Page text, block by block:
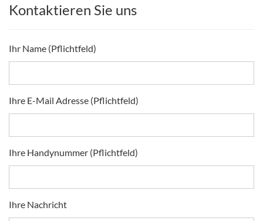
Kontaktieren Sie uns
Ihr Name (Pflichtfeld)
Ihre E-Mail Adresse (Pflichtfeld)
Ihre Handynummer (Pflichtfeld)
Ihre Nachricht